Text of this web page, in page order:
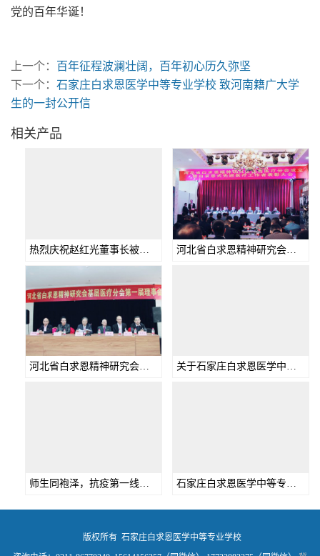
党的百年华诞！
上一个： 百年征程波澜壮阔，百年初心历久弥坚
下一个： 石家庄白求恩医学中等专业学校 致河南籍广大学
生的一封公开信
相关产品
河北省白求恩精神研究会基层医疗分会 第一届理事会在我校召开 关于石家庄白求恩医学中等专业学校全体师生做好新型肺炎疫情防控工作的重要通知
版权所有 石家庄白求恩医学中等专业学校